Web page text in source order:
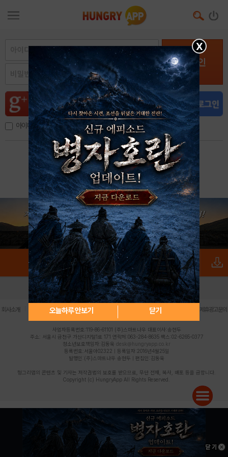
로그인
아이디, 이메일 저장
아이디 / 비밀번호 찾기 회원가입
X
오늘하루 안보기 닫기
로그인 PC버전 전체앱
회사소개 | 개인정보 처리방침 불법촬영물 신고센터 제휴광고문의
사업자등록번호:119-86-61101 (주)스마트나우 대표이사:송현두
주소: 서울시 금천구 가산디지털1로 171 연락처:063-284-8635 팩스:02-6265-0377
청소년보호책임자:김동욱 desk@hungryapp.co.kr
등록번호:서울아02322 | 등록일자:2016년4월25일
발행인:(주)스마트나우 송현두 | 편집인:김동욱
헝그리앱의 콘텐츠 및 기사는 저작권법의 보호를 받으므로, 무단 전재, 복사, 배포 등을 금합니다.
Copyright (c) HungryApp All Rights Reserved.